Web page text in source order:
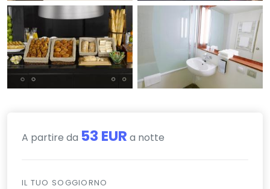
A partire da 53 EUR a notte
IL TUO SOGGIORNO